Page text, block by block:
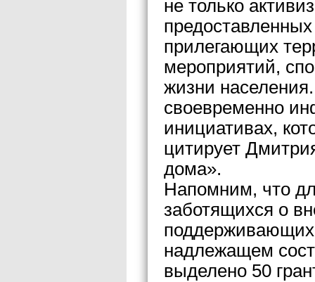
не только
прилегающих
мероприятий,
жизни
своевременно
инициативах,
цитирует
дома».
Напомним, что
заботящихся о
поддерживающих
надлежащем
выделено 50